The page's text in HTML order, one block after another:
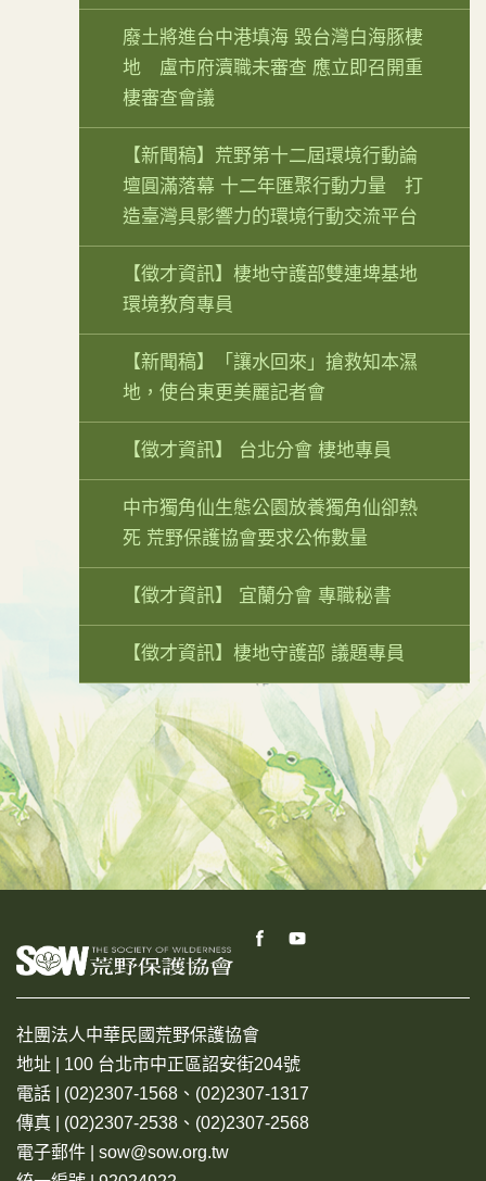
廢土將進台中港填海 毀台灣白海豚棲
地 盧市府瀆職未審查 應立即召開重
棲審查會議
【新聞稿】荒野第十二屆環境行動論
壇圓滿落幕 十二年匯聚行動力量 打
造臺灣具影響力的環境行動交流平台
【徵才資訊】棲地守護部雙連埤基地
環境教育專員
【新聞稿】「讓水回來」搶救知本濕
地，使台東更美麗記者會
【徵才資訊】 台北分會 棲地專員
中市獨角仙生態公園放養獨角仙卻熱
死 荒野保護協會要求公佈數量
【徵才資訊】 宜蘭分會 專職秘書
【徵才資訊】棲地守護部 議題專員
社團法人中華民國荒野保護協會
地址 | 100 台北市中正區詔安街204號
電話 | (02)2307-1568、(02)2307-1317
傳真 | (02)2307-2538、(02)2307-2568
電子郵件 | sow@sow.org.tw